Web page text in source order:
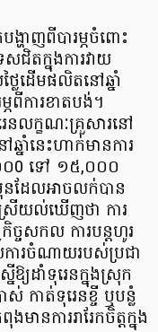
ហាញពីបារម្ភចំពោះ
ជិតក្នុងការវាយ
ៃដើមផលិតនៅឆ្នាំ
ពីការខាតបង់។
លក្ខណៈគ្រួសារនៅ
ឆ្នាំនេះហាក់មានការ
០០0 ទៅ ១៥,០០០
នដែលអាចលក់បាន
យល់ឃើញថា ការ
កិច្ចសកល ការបន្តហូរ
ារចំណាយរបស់ប្រជា
យដាំទុរេនក្នុងស្រុក
កាត់ទុរេនខ្ចី ឬបន្លំ
ានការរារែកចិត្តក្នុង